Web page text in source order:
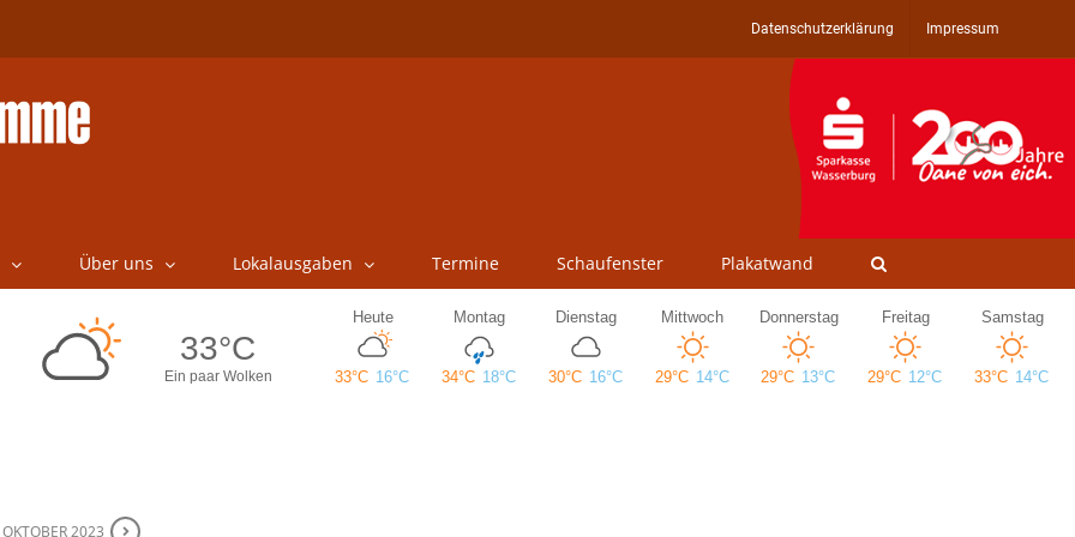
Datenschutzerklärung Impressum
Über uns Lokalausgaben Termine Schaufenster Plakatwand
2023